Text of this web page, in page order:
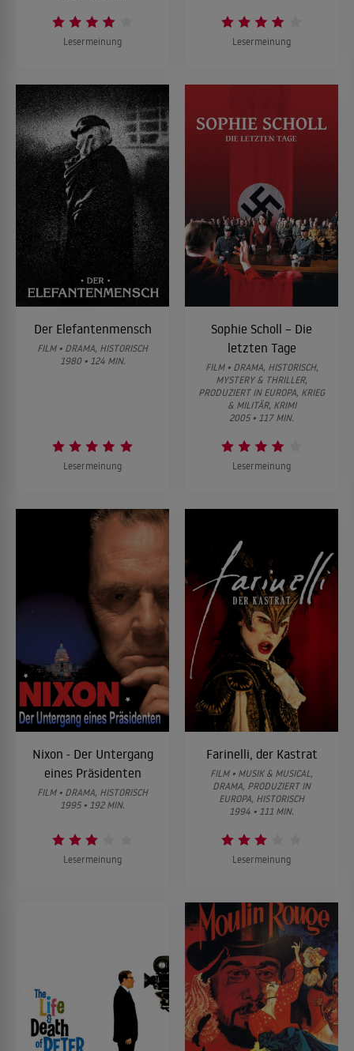
Lesermeinung Lesermeinung
Der Elefantenmensch
FILM • DRAMA, HISTORISCH
1980 • 124 MIN.
Lesermeinung
Sophie Scholl – Die
letzten Tage
FILM • DRAMA, HISTORISCH,
MYSTERY & THRILLER,
PRODUZIERT IN EUROPA, KRIEG
& MILITÄR, KRIMI
2005 • 117 MIN.
Lesermeinung
Nixon - Der Untergang
eines Präsidenten
FILM • DRAMA, HISTORISCH
1995 • 192 MIN.
Lesermeinung
Farinelli, der Kastrat
FILM • MUSIK & MUSICAL,
DRAMA, PRODUZIERT IN
EUROPA, HISTORISCH
1994 • 111 MIN.
Lesermeinung